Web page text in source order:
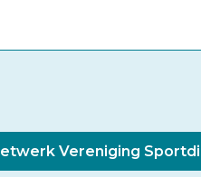
Vereniging